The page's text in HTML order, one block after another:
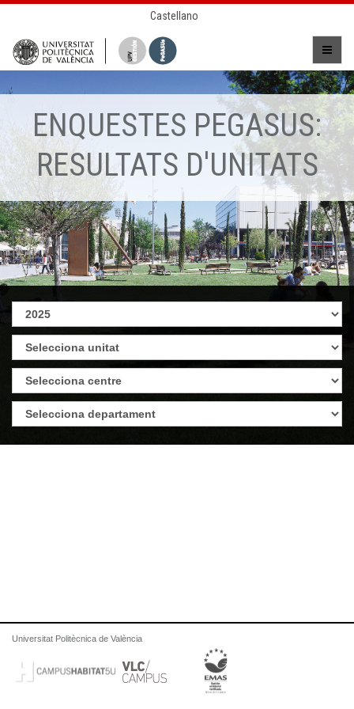
Castellano
ENQUESTES PEGASUS:
RESULTATS D'UNITATS
Universitat Politècnica de València